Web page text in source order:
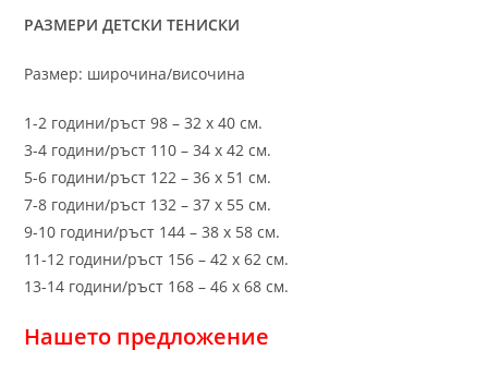
РАЗМЕРИ ДЕТСКИ ТЕНИСКИ
Размер: широчина/височина
1-2 години/ръст 98 – 32 х 40 см.
3-4 години/ръст 110 – 34 х 42 см.
5-6 години/ръст 122 – 36 х 51 см.
7-8 години/ръст 132 – 37 х 55 см.
9-10 години/ръст 144 – 38 х 58 см.
11-12 години/ръст 156 – 42 x 62 см.
13-14 години/ръст 168 – 46 х 68 см.
Нашето предложение